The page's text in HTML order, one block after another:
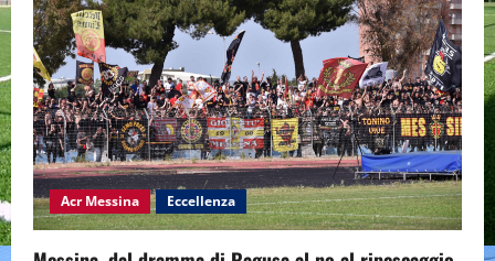
Acr Messina Eccellenza